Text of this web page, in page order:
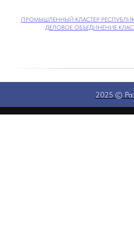
ПРОМЫШЛЕННЫЙ КЛАСТЕР
ДЕЛОВОЕ ОБЪЕДИНЕНИЕ
2025 ©